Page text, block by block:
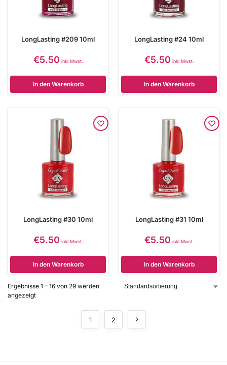
LongLasting #209 10ml
€5.50 inkl Mwst.
In den Warenkorb
LongLasting #24 10ml
€5.50 inkl Mwst.
In den Warenkorb
LongLasting #30 10ml
€5.50 inkl Mwst.
In den Warenkorb
LongLasting #31 10ml
€5.50 inkl Mwst.
In den Warenkorb
Ergebnisse 1 – 16 von 29 werden
angezeigt
1 2